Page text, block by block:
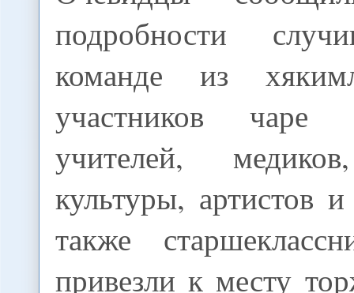
подробности
команде из
участников чаре
учителей,
культуры, артистов
также
привезли к месту